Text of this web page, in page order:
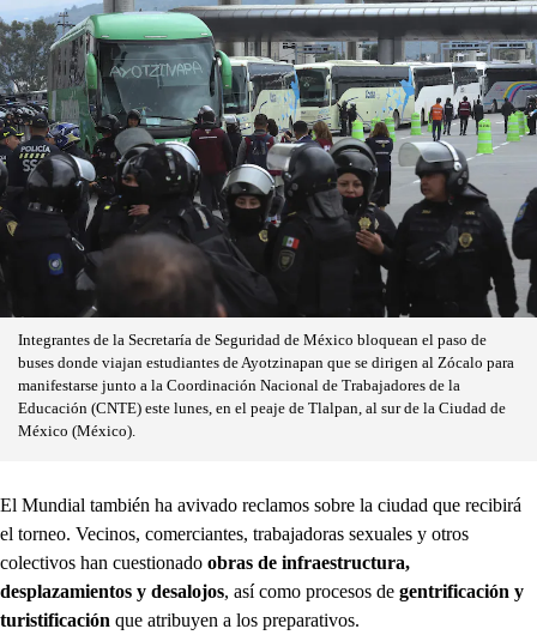
Integrantes de la Secretaría de Seguridad de México bloquean el paso de
buses donde viajan estudiantes de Ayotzinapan que se dirigen al Zócalo para
manifestarse junto a la Coordinación Nacional de Trabajadores de la
Educación (CNTE) este lunes, en el peaje de Tlalpan, al sur de la Ciudad de
México (México).
El Mundial también ha avivado reclamos sobre la ciudad que recibirá
el torneo. Vecinos, comerciantes, trabajadoras sexuales y otros
colectivos han cuestionado obras de infraestructura,
desplazamientos y desalojos, así como procesos de gentrificación y
turistificación que atribuyen a los preparativos.